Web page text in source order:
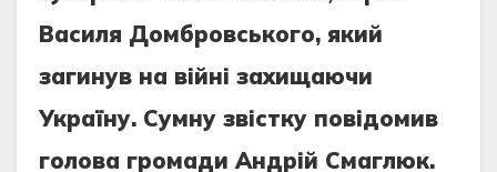
Василя Домбровського, який
загинув на війні захищаючи
Україну. Сумну звістку повідомив
голова громади Андрій Смаглюк.